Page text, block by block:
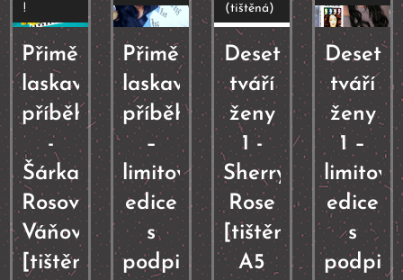
Přiměřeně
laskavé
příběhy
-
Šárka
Rosová
Váňová
[tištěná]
!
Přiměřeně
laskavé
příběhy
–
limitovaná
edice
s
podpisem
Deset
tváří
ženy
1 -
Sherry
Rose
[tištěná]
A5
(tištěná)
Deset
tváří
ženy
1 –
edice
s